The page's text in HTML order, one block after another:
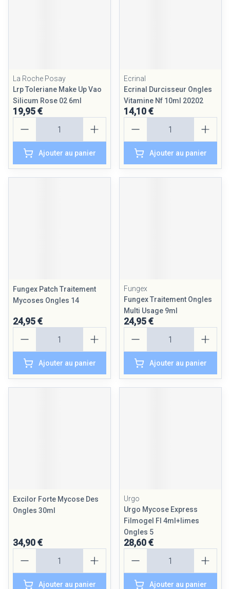
La Roche Posay
Lrp Toleriane Make Up Vao
Silicum Rose 02 6ml
19,95 €
Ajouter au panier
Ecrinal
Ecrinal Durcisseur Ongles
Vitamine Nf 10ml 20202
14,10 €
Ajouter au panier
Fungex Patch Traitement
Mycoses Ongles 14
24,95 €
Ajouter au panier
Fungex
Fungex Traitement Ongles
Multi Usage 9ml
24,95 €
Ajouter au panier
Excilor Forte Mycose Des
Ongles 30ml
34,90 €
Ajouter au panier
Urgo
Urgo Mycose Express
Filmogel Fl 4ml+limes
Ongles 5
28,60 €
Ajouter au panier